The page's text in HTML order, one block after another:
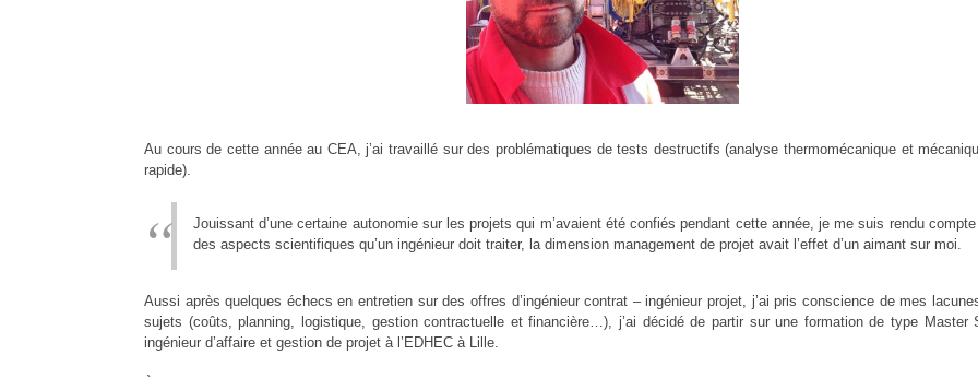
Au cours de cette année au CEA, j’ai travaillé sur des problématiques de tests destructifs (analyse thermomécanique et
rapide).
Jouissant d’une certaine autonomie sur les projets qui m’avaient été confiés pendant cette année, je me suis rendu compte
des aspects scientifiques qu’un ingénieur doit traiter, la dimension management de projet avait l’effet d’un aimant sur moi.
Aussi après quelques échecs en entretien sur des offres d’ingénieur contrat – ingénieur projet, j’ai pris conscience de mes
sujets (coûts, planning, logistique, gestion contractuelle et financière…), j’ai décidé de partir sur une formation de type Master
ingénieur d’affaire et gestion de projet à l’EDHEC à Lille.